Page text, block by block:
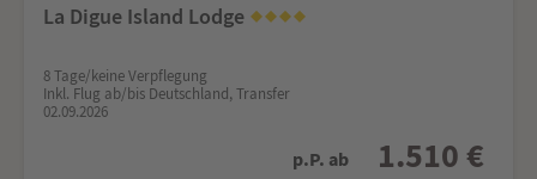
La Digue Island Lodge
8 Tage/keine Verpflegung
Inkl. Flug ab/bis Deutschland, Transfer
02.09.2026
p.P. ab 1.510 €